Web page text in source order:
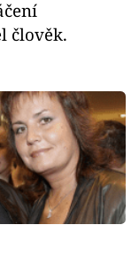
člověk.